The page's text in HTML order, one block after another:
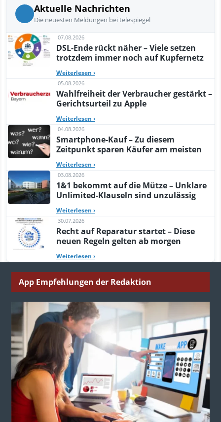
Aktuelle Nachrichten
Die neuesten Meldungen bei telespiegel
07.08.2026
DSL-Ende rückt näher – Viele setzen
trotzdem immer noch auf Kupfernetz
Weiterlesen ›
05.08.2026
Wahlfreiheit der Verbraucher gestärkt –
Gerichtsurteil zu Apple
Weiterlesen ›
04.08.2026
Smartphone-Kauf – Zu diesem
Zeitpunkt sparen Käufer am meisten
Weiterlesen ›
03.08.2026
1&1 bekommt auf die Mütze – Unklare
Unlimited-Klauseln sind unzulässig
Weiterlesen ›
30.07.2026
Recht auf Reparatur startet – Diese
neuen Regeln gelten ab morgen
Weiterlesen ›
App Empfehlungen der Redaktion